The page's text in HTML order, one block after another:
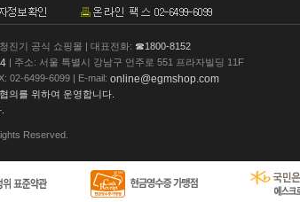
진기 공식 쇼핑몰 | 대표전화: ☎1800-8152
| 주소: 서울 특별시 강남구 언주로 551 프라자빌딩 11F
02-6499-6099 | E-mail: online@egmshop.com
의를 위하여 운영합니다.
Reserved.